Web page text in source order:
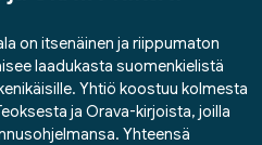
on itsenäinen ja riippumaton
laadukasta suomenkielistä
Yhtiö koostuu kolmesta
ja Orava-kirjoista, joilla
Yhteensä